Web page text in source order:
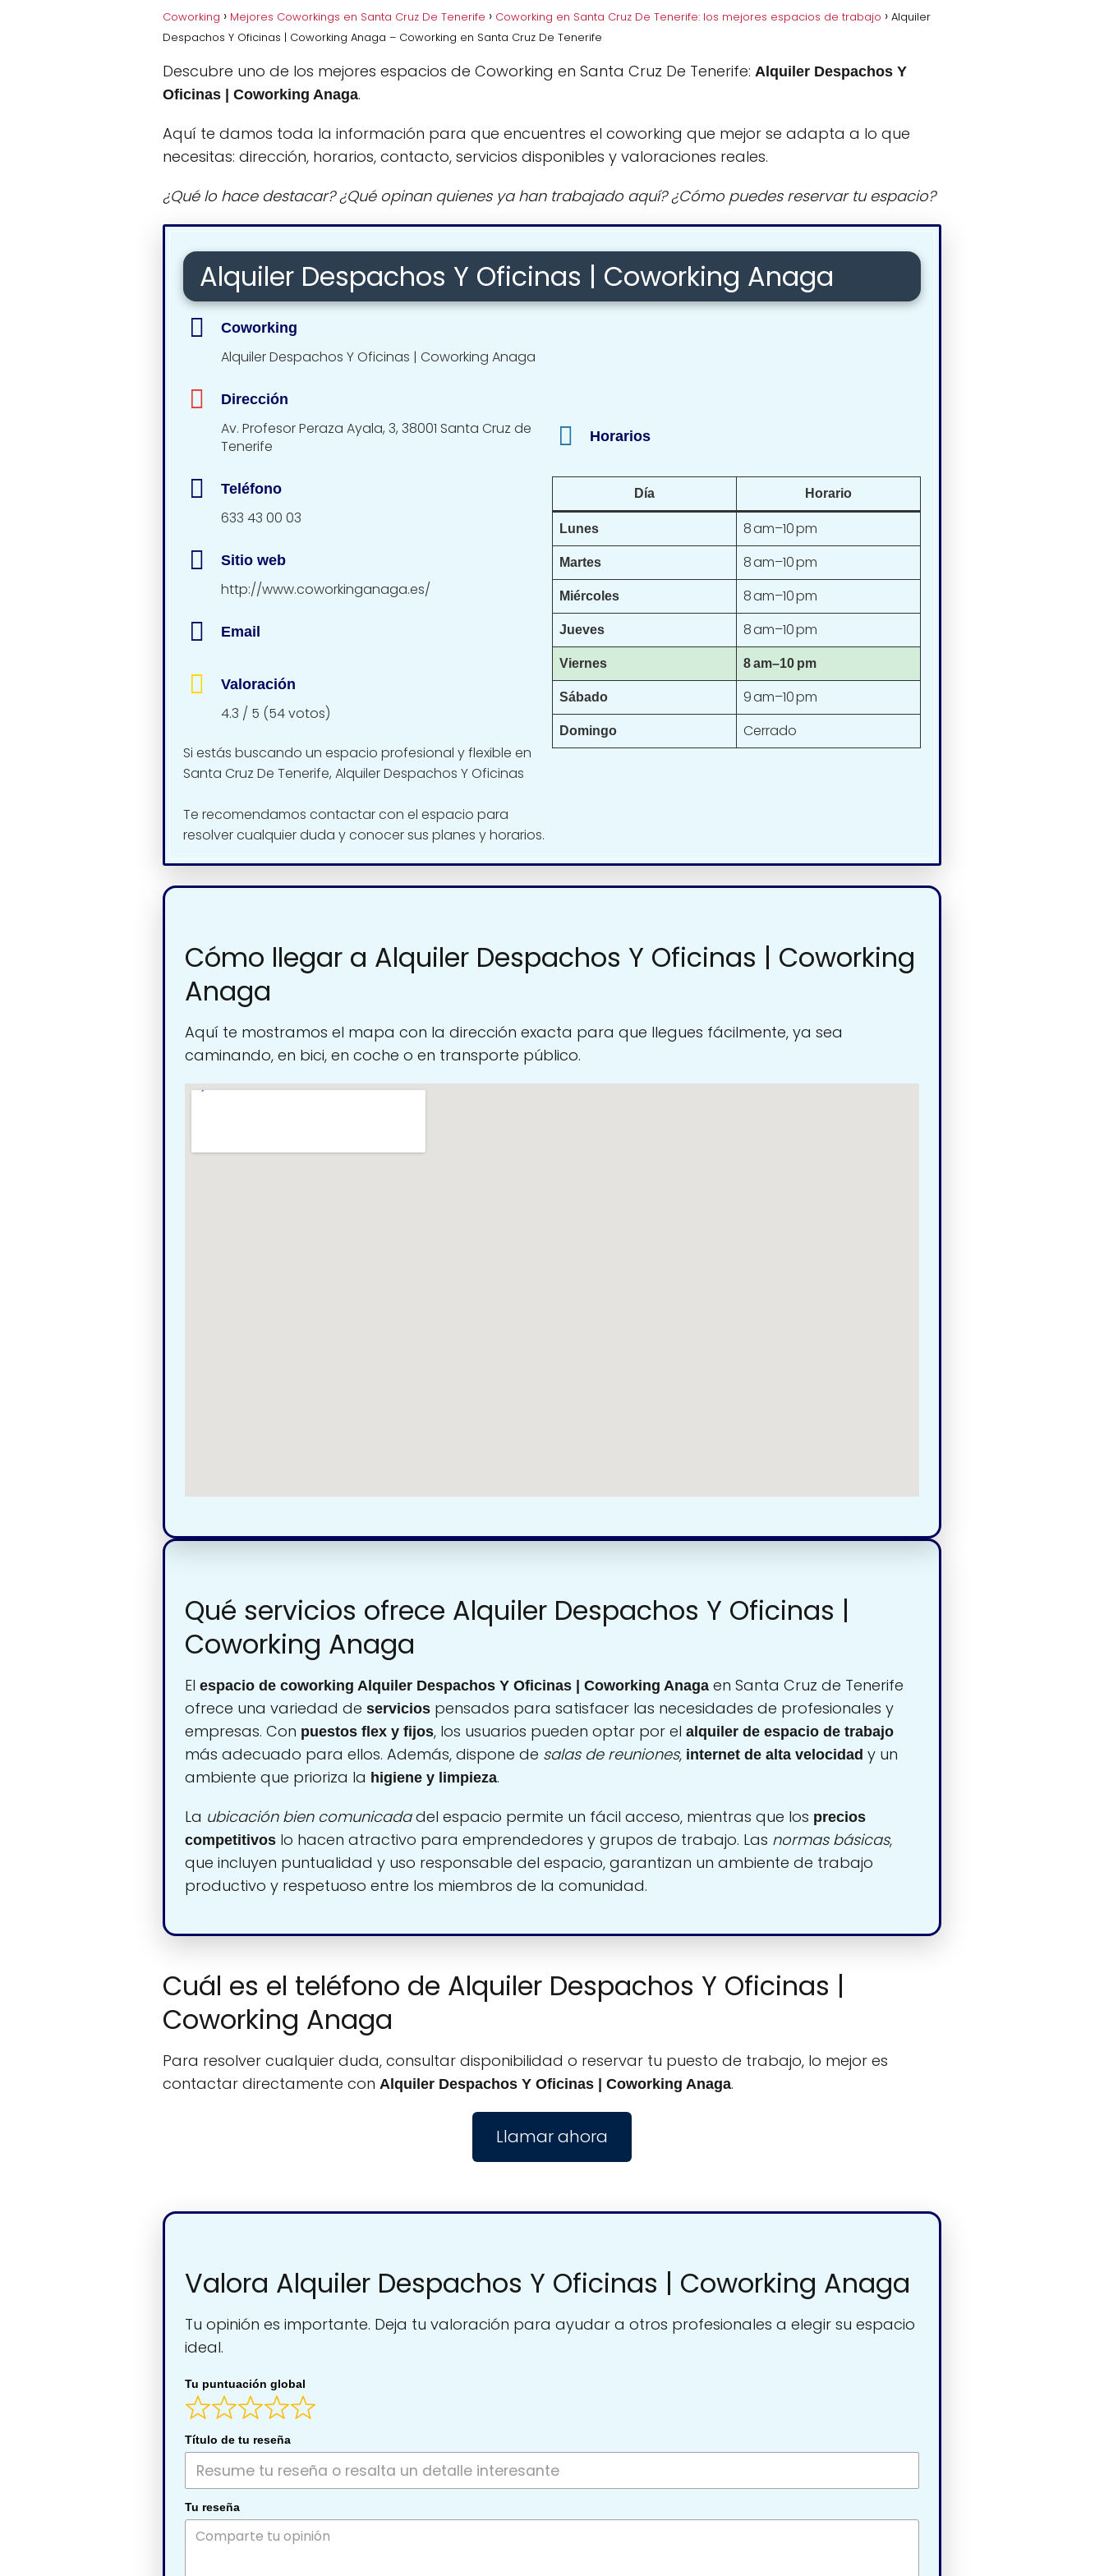
Coworking Mejores Coworkings en Santa Cruz De Tenerife Coworking en Santa Cruz De Tenerife: los mejores espacios de trabajo
Alquiler
Despachos Y Oficinas | Coworking Anaga – Coworking en Santa Cruz De Tenerife
Descubre uno de los mejores espacios de Coworking en Santa Cruz De Tenerife: Alquiler Despachos Y
Oficinas | Coworking Anaga.
Aquí te damos toda la información para que encuentres el coworking que mejor se adapta a lo que
necesitas: dirección, horarios, contacto, servicios disponibles y valoraciones reales.
¿Qué lo hace destacar? ¿Qué opinan quienes ya han trabajado aquí? ¿Cómo puedes reservar tu espacio?
Alquiler Despachos Y Oficinas | Coworking Anaga
Coworking
Alquiler Despachos Y Oficinas | Coworking Anaga
Dirección
Av. Profesor Peraza Ayala, 3, 38001 Santa Cruz de
Tenerife
Teléfono
633 43 00 03
Sitio web
http://www.coworkinganaga.es/
Email
Valoración
4.3 / 5 (54 votos)
Si estás buscando un espacio profesional y flexible en
Santa Cruz De Tenerife, Alquiler Despachos Y Oficinas
Te recomendamos contactar con el espacio para
resolver cualquier duda y conocer sus planes y horarios.
Horarios
Día Horario
Lunes 8 am–10 pm
Martes 8 am–10 pm
Miércoles 8 am–10 pm
Jueves 8 am–10 pm
Viernes 8 am–10 pm
Sábado 9 am–10 pm
Domingo Cerrado
Cómo llegar a Alquiler Despachos Y Oficinas | Coworking
Anaga
Aquí te mostramos el mapa con la dirección exacta para que llegues fácilmente, ya sea
caminando, en bici, en coche o en transporte público.
Qué servicios ofrece Alquiler Despachos Y Oficinas |
Coworking Anaga
El espacio de coworking Alquiler Despachos Y Oficinas | Coworking Anaga en Santa Cruz de Tenerife
ofrece una variedad de servicios pensados para satisfacer las necesidades de profesionales y
empresas. Con puestos flex y fijos, los usuarios pueden optar por el alquiler de espacio de trabajo
más adecuado para ellos. Además, dispone de salas de reuniones, internet de alta velocidad y un
ambiente que prioriza la higiene y limpieza.
La ubicación bien comunicadadel espacio permite un fácil acceso, mientras que los precios
competitivos lo hacen atractivo para emprendedores y grupos de trabajo. Las normas básicas,
que incluyen puntualidad y uso responsable del espacio, garantizan un ambiente de trabajo
productivo y respetuoso entre los miembros de la comunidad.
Cuál es el teléfono de Alquiler Despachos Y Oficinas |
Coworking Anaga
Para resolver cualquier duda, consultar disponibilidad o reservar tu puesto de trabajo, lo mejor es
contactar directamente con Alquiler Despachos Y Oficinas | Coworking Anaga.
Llamar ahora
Valora Alquiler Despachos Y Oficinas | Coworking Anaga
Tu opinión es importante. Deja tu valoración para ayudar a otros profesionales a elegir su espacio
ideal.
Tu puntuación global
Título de tu reseña
Tu reseña